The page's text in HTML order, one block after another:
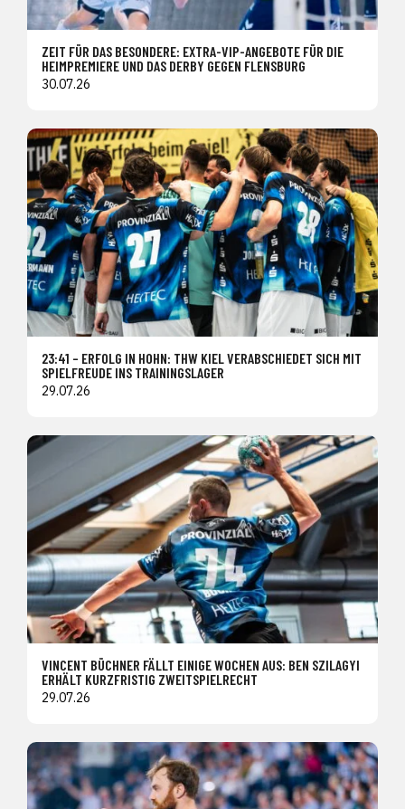
ZEIT FÜR DAS BESONDERE: EXTRA-VIP-ANGEBOTE FÜR DIE
HEIMPREMIERE UND DAS DERBY GEGEN FLENSBURG
30.07.26
23:41 – ERFOLG IN HOHN: THW KIEL VERABSCHIEDET SICH MIT
SPIELFREUDE INS TRAININGSLAGER
29.07.26
VINCENT BÜCHNER FÄLLT EINIGE WOCHEN AUS: BEN SZILAGYI
ERHÄLT KURZFRISTIG ZWEITSPIELRECHT
29.07.26